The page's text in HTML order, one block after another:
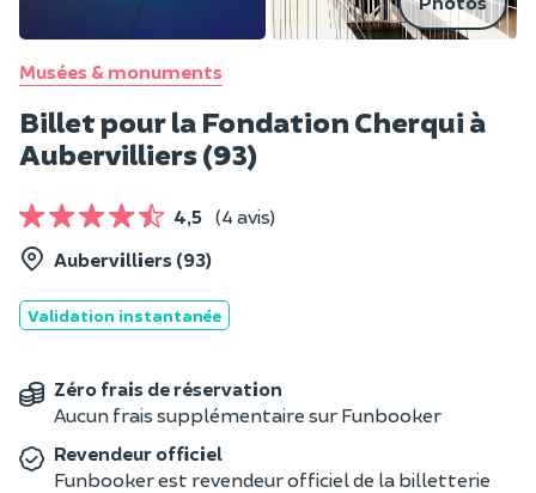
Musées & monuments
Billet pour la Fondation Cherqui à
Aubervilliers (93)
4,5 (4 avis)
Aubervilliers (93)
Validation instantanée
Zéro frais de réservation
Aucun frais supplémentaire sur Funbooker
Revendeur officiel
Funbooker est revendeur officiel de la billetterie